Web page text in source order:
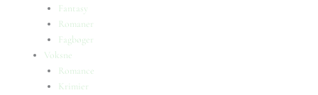
Fantasy
Romaner
Fagbøger
Voksne
Romance
Krimier